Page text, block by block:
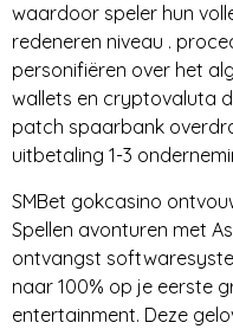
waardoor speler hun
redeneren niveau .
personifiëren over het
wallets en cryptovaluta
patch spaarbank
uitbetaling 1-3
SMBet gokcasino
Spellen avonturen met
ontvangst
naar 100% op je eerste
entertainment. Deze